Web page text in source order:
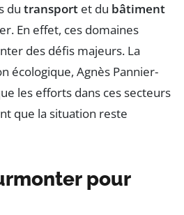
du transport et du bâtiment
En effet, ces domaines
des défis majeurs. La
écologique, Agnès Pannier-
les efforts dans ces secteurs
que la situation reste
pour